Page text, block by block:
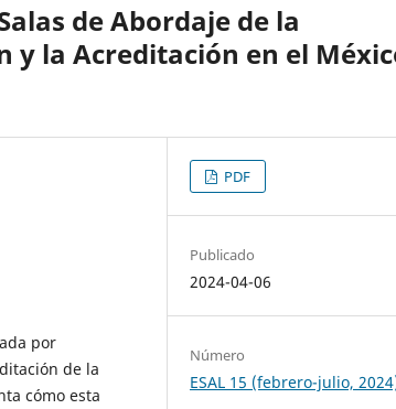
de Abordaje de la
y la Acreditación en el
por
de la
cómo esta
PDF
Publicado
2024-04-06
Número
ESAL 15 (febrero-julio,